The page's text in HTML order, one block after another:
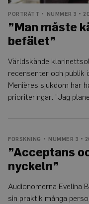
PORTRÄTT NUMMER 3 •
”Man måste
befälet”
Världskände
recensenter och publik
Menières sjukdom har
prioriteringar. ”Jag
FORSKNING NUMMER 3 •
”Acceptans
nyckeln”
Audionomerna Evelina
sin praktik många